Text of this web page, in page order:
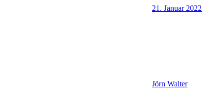
21. Januar 2022
Jörn Walter